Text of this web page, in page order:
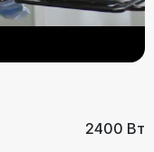
2400 Вт